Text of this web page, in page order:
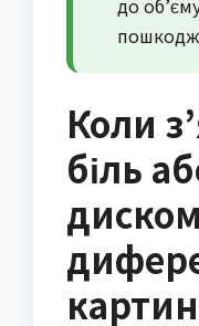
до
Коли
біль